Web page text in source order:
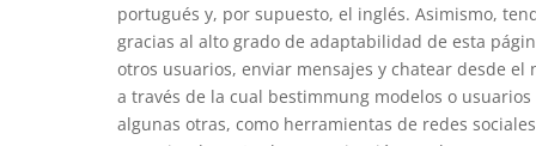
portugués y, por supuesto, el inglés. Asimismo,
gracias al alto grado de adaptabilidad de esta
otros usuarios, enviar mensajes y chatear desde
a través de la cual bestimmung modelos o
algunas otras, como herramientas de redes